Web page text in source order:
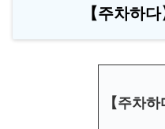
【주차하
【주차하